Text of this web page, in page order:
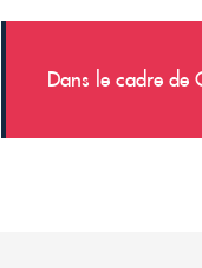
Dans le cadre de